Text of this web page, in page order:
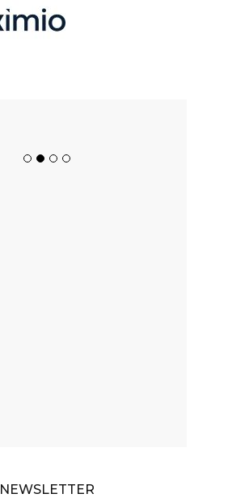
NEWSLETTER